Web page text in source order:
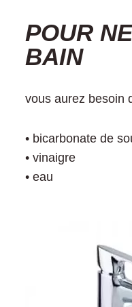
POUR
BAIN
vous aurez besoin
• bicarbonate de
• vinaigre
• eau